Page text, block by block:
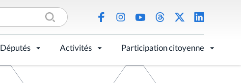
Députés Activités Participation citoyenne